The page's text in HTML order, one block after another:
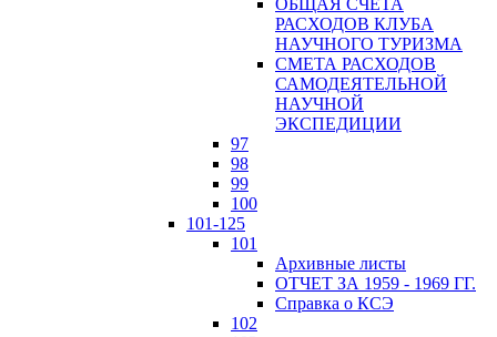
ОБЩАЯ СЧЕТА
РАСХОДОВ КЛУБА
НАУЧНОГО ТУРИЗМА
СМЕТА РАСХОДОВ
САМОДЕЯТЕЛЬНОЙ
НАУЧНОЙ
ЭКСПЕДИЦИИ
97
98
99
100
101-125
101
Архивные листы
ОТЧЕТ ЗА 1959 - 1969 ГГ.
Справка о КСЭ
102